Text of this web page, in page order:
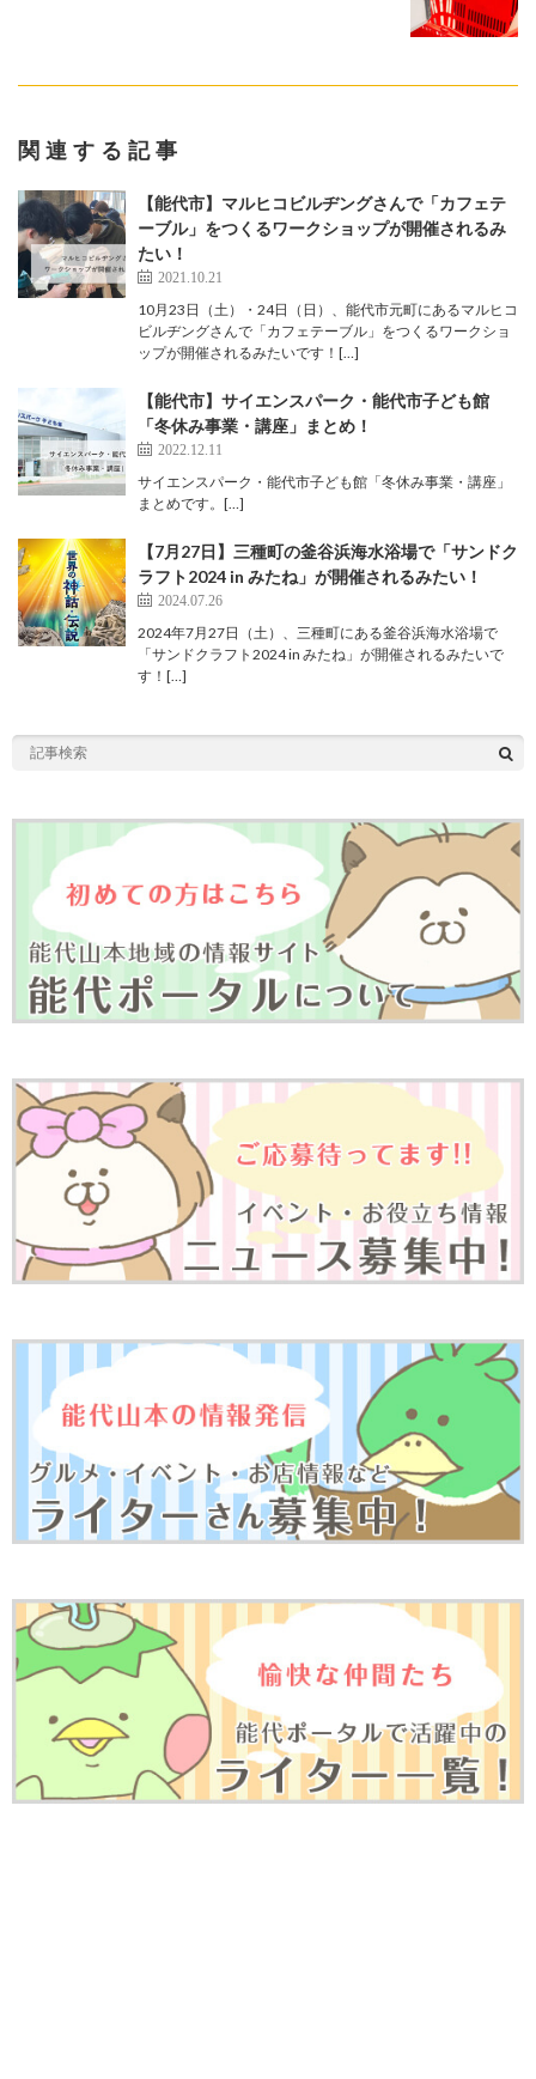
関連する記事
【能代市】マルヒコビルヂングさんで「カフェテ
ーブル」をつくるワークショップが開催されるみ
たい！
2021.10.21
10月23日（土）・24日（日）、能代市元町にあるマルヒコ
ビルヂングさんで「カフェテーブル」をつくるワークショ
ップが開催されるみたいです！[…]
【能代市】サイエンスパーク・能代市子ども館
「冬休み事業・講座」まとめ！
2022.12.11
サイエンスパーク・能代市子ども館「冬休み事業・講座」
まとめです。[…]
【7月27日】三種町の釜谷浜海水浴場で「サンドク
ラフト2024 in みたね」が開催されるみたい！
2024.07.26
2024年7月27日（土）、三種町にある釜谷浜海水浴場で
「サンドクラフト2024 in みたね」が開催されるみたいで
す！[…]